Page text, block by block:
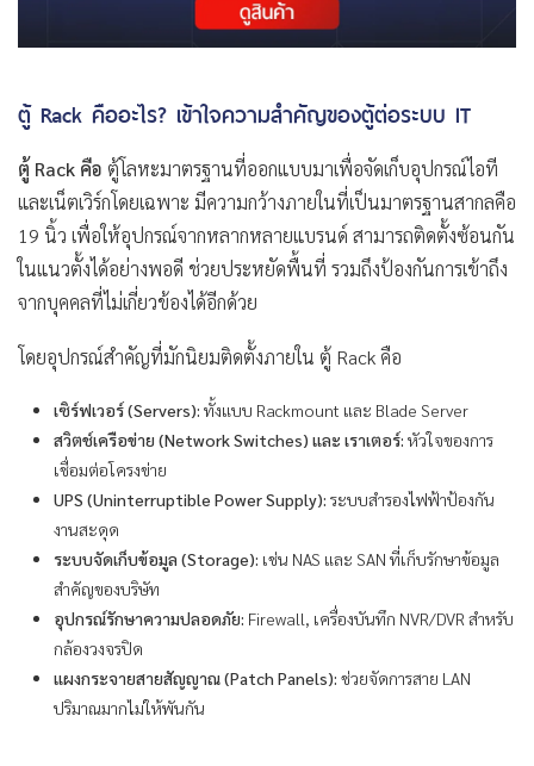
ตู้ Rack คืออะไร? เข้าใจความสำคัญของตู้ต่อระบบ IT
ตู้ Rack คือ ตู้โลหะมาตรฐานที่ออกแบบมาเพื่อจัดเก็บอุปกรณ์ไอที
และเน็ตเวิร์กโดยเฉพาะ มีความกว้างภายในที่เป็นมาตรฐานสากลคือ
19 นิ้ว เพื่อให้อุปกรณ์จากหลากหลายแบรนด์ สามารถติดตั้งซ้อนกัน
ในแนวตั้งได้อย่างพอดี ช่วยประหยัดพื้นที่ รวมถึงป้องกันการเข้าถึง
จากบุคคลที่ไม่เกี่ยวข้องได้อีกด้วย
โดยอุปกรณ์สำคัญที่มักนิยมติดตั้งภายใน ตู้ Rack คือ
เซิร์ฟเวอร์ (Servers): ทั้งแบบ Rackmount และ Blade Server
สวิตช์เครือข่าย (Network Switches) และ เราเตอร์: หัวใจของการ
เชื่อมต่อโครงข่าย
UPS (Uninterruptible Power Supply): ระบบสำรองไฟฟ้าป้องกัน
งานสะดุด
ระบบจัดเก็บข้อมูล (Storage): เช่น NAS และ SAN ที่เก็บรักษาข้อมูล
สำคัญของบริษัท
อุปกรณ์รักษาความปลอดภัย: Firewall, เครื่องบันทึก NVR/DVR สำหรับ
กล้องวงจรปิด
แผงกระจายสายสัญญาณ (Patch Panels): ช่วยจัดการสาย LAN
ปริมาณมากไม่ให้พันกัน